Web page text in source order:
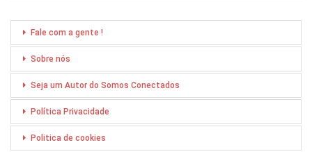
Fale com a gente !
Sobre nós
Seja um Autor do Somos Conectados
Política Privacidade
Politica de cookies